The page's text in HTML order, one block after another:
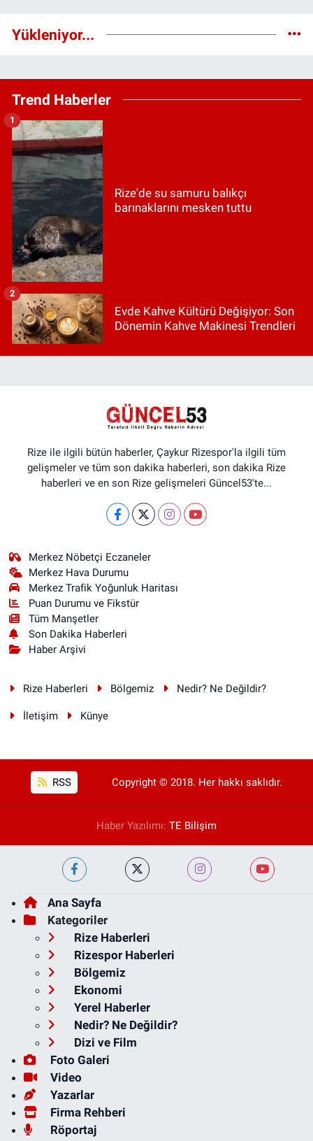
Yükleniyor...
Trend Haberler
Rize'de su samuru balıkçı
barınaklarını mesken tuttu
1
Evde Kahve Kültürü Değişiyor: Son
Dönemin Kahve Makinesi Trendleri
2
Rize ile ilgili bütün haberler, Çaykur Rizespor'la ilgili tüm
gelişmeler ve tüm son dakika haberleri, son dakika Rize
haberleri ve en son Rize gelişmeleri Güncel53'te...
Merkez Nöbetçi Eczaneler
Merkez Hava Durumu
Merkez Trafik Yoğunluk Haritası
Puan Durumu ve Fikstür
Tüm Manşetler
Son Dakika Haberleri
Haber Arşivi
Rize Haberleri Bölgemiz Nedir? Ne Değildir?
İletişim Künye
RSS Copyright © 2018. Her hakkı saklıdır.
Haber Yazılımı: TE Bilişim
Ana Sayfa
Kategoriler
Rize Haberleri
Rizespor Haberleri
Bölgemiz
Ekonomi
Yerel Haberler
Nedir? Ne Değildir?
Dizi ve Film
Foto Galeri
Video
Yazarlar
Firma Rehberi
Röportaj